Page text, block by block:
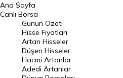
BIST 100 Hisseleri
En Çok Artan Hisseler
En Çok Düşen Hisseler
Hacmi Artanlar
Geçmiş Kapanışlar
Ana Sayfa
Canlı Borsa
Günün Özeti
Hisse Fiyatları
Artan Hisseler
Düşen Hisseler
Hacmi Artanlar
Adedi Artanlar